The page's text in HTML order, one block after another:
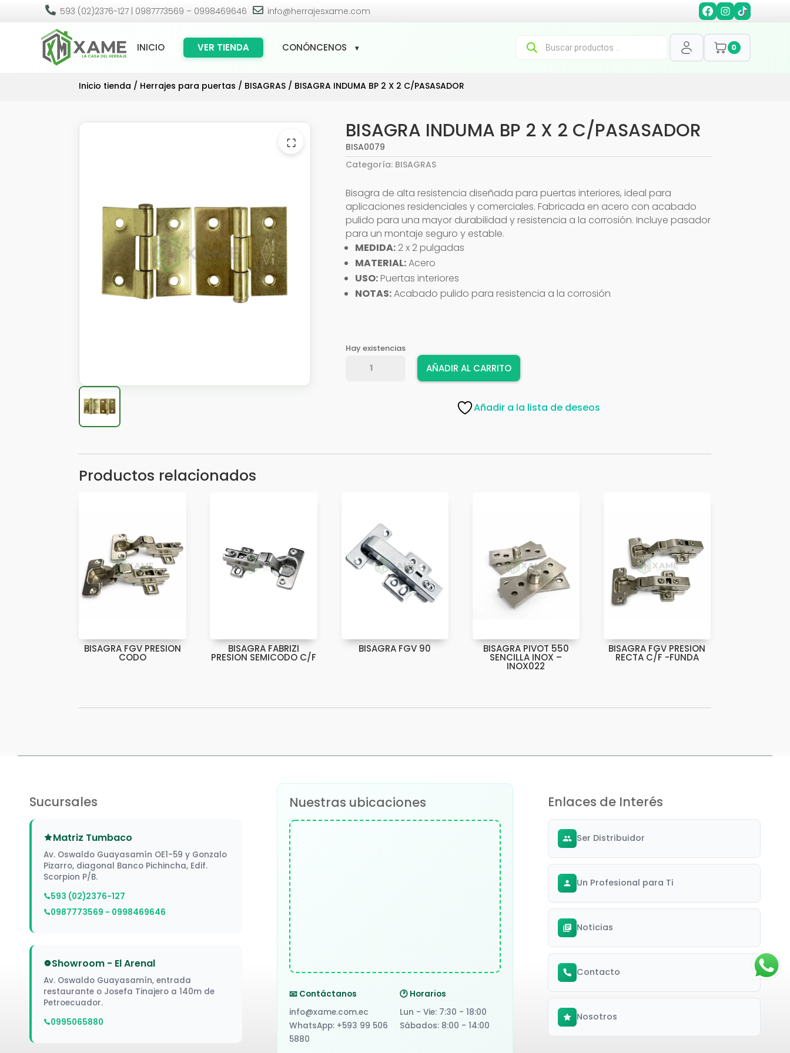
 593 (02)2376-127 | 0987773569 – 0998469646  info@herrajesxame.com
INICIO VER TIENDA CONÓNCENOS
Búsqueda
productos
0
Inicio tienda / Herrajes para puertas / BISAGRAS / BISAGRA INDUMA BP 2 X 2 C/PASASADOR
⛶ BISAGRA INDUMA BP 2 X 2 C/PASASADOR
BISA0079
Categoría: BISAGRAS
Bisagra de alta resistencia diseñada para puertas interiores, ideal para
aplicaciones residenciales y comerciales. Fabricada en acero con acabado
pulido para una mayor durabilidad y resistencia a la corrosión. Incluye pasador
para un montaje seguro y estable.
MEDIDA: 2 x 2 pulgadas
MATERIAL:Acero
USO: Puertas interiores
NOTAS:Acabado pulido para resistencia a la corrosión
Hay existencias
INDUMA
cantidad
AÑADIR AL CARRITO
Añadir a la lista de deseos
Productos relacionados
BISAGRA FGV PRESION
CODO
BISAGRA FABRIZI
PRESION SEMICODO C/F
BISAGRA FGV 90 BISAGRA PIVOT 550
SENCILLA INOX –
INOX022
BISAGRA FGV PRESION
RECTA C/F -FUNDA
Sucursales
Matriz Tumbaco
Av. Oswaldo Guayasamín OE1-59 y Gonzalo
Pizarro, diagonal Banco Pichincha, Edif.
Scorpion P/B.
593 (02)2376-127
0987773569 - 0998469646
Showroom - El Arenal
Av. Oswaldo Guayasamín, entrada
restaurante o Josefa Tinajero a 140m de
Petroecuador.
0995065880
Nuestras ubicaciones
📧 Contáctanos
info@xame.com.ec
WhatsApp: +593 99 506
5880
🕐 Horarios
Lun - Vie: 7:30 - 18:00
Sábados: 8:00 - 14:00
Enlaces de Interés
Ser Distribuidor
Un Profesional para Ti
Noticias
Contacto
Nosotros